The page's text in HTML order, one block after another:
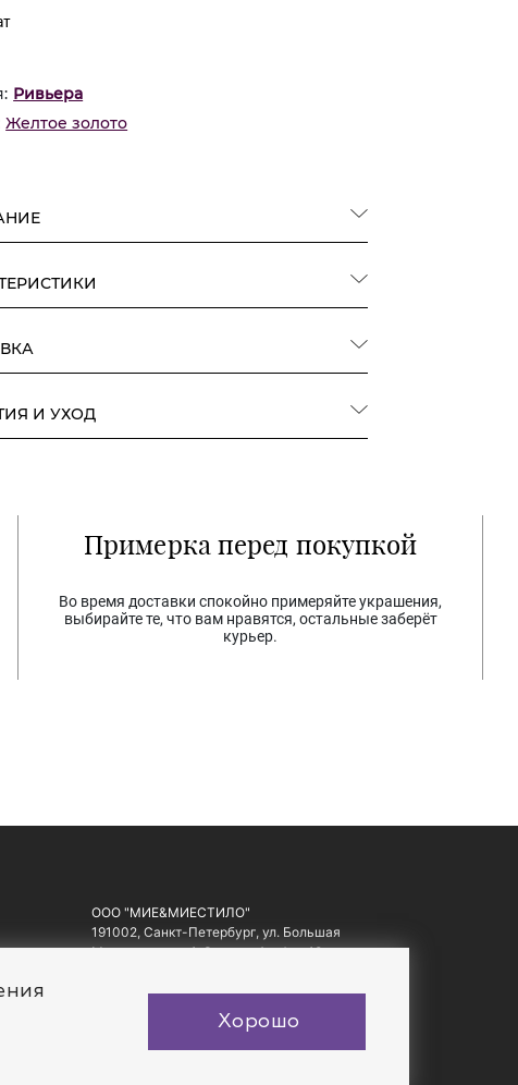
Ривьера
Желтое золото
И УХОД
Примерка перед покупкой
Во время доставки спокойно примеряйте украшения,
выбирайте те, что вам нравятся, остальные заберёт
курьер.
ООО "МИЕ&МИЕСТИЛО"
191002, Санкт-Петербург, ул. Большая
Московская, д. 1-3, литер А, офис 10.
Хорошо